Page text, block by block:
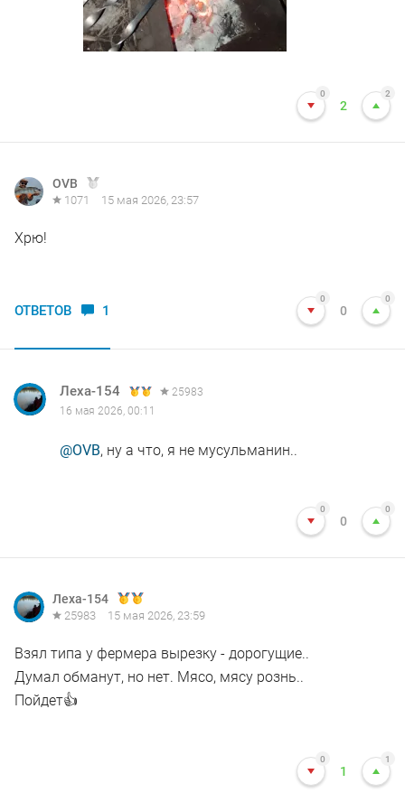
0
2
2
OVB
1071 15 мая 2026, 23:57
Хрю!
ОТВЕТОВ 1
0
0
0
Леха-154
25983
16 мая 2026, 00:11
@OVB, ну а что, я не мусульманин..
0
0
0
Леха-154
25983 15 мая 2026, 23:59
Взял типа у фермера вырезку - дорогущие..
Думал обманут, но нет. Мясо, мясу рознь..
Пойдет👍
0
1
1